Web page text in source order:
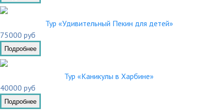
Тур «Удивительный Пекин для детей»
75000 руб
Подробнее
Тур «Каникулы в Харбине»
40000 руб
Подробнее